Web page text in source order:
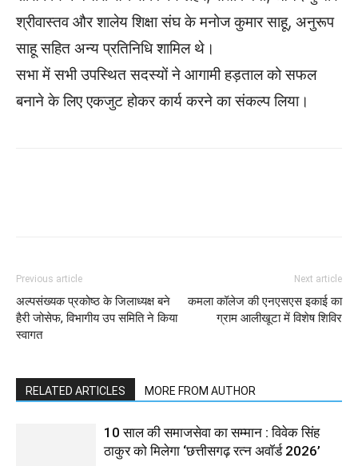
श्रीवास्तव और शालेय शिक्षा संघ के मनोज कुमार साहू, अनुरूप
साहू सहित अन्य प्रतिनिधि शामिल थे।
सभा में सभी उपस्थित सदस्यों ने आगामी हड़ताल को सफल
बनाने के लिए एकजुट होकर कार्य करने का संकल्प लिया।
Previous article
अल्पसंख्यक प्रकोष्ठ के जिलाध्यक्ष बने
हैरी जोसेफ, विभागीय उप समिति ने किया
स्वागत
Next article
कमला कॉलेज की एनएसएस इकाई का
ग्राम आलीखूटा में विशेष शिविर
RELATED ARTICLES MORE FROM AUTHOR
10 साल की समाजसेवा का सम्मान : विवेक सिंह
ठाकुर को मिलेगा ‘छत्तीसगढ़ रत्न अवॉर्ड 2026’